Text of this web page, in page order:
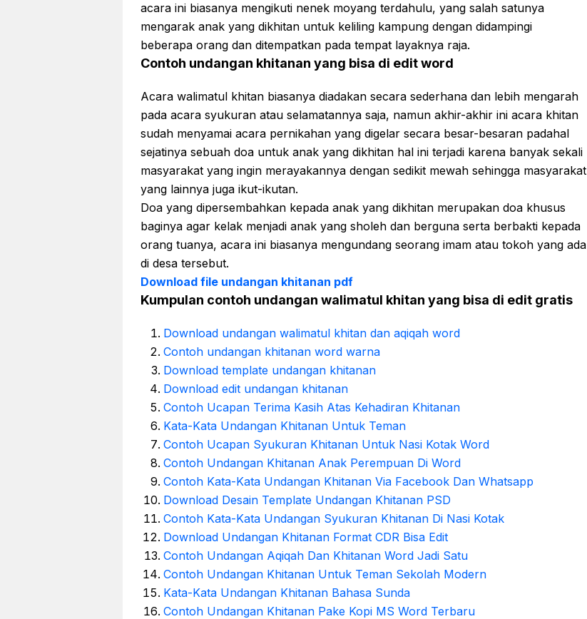
acara ini biasanya mengikuti nenek moyang terdahulu, yang salah satunya
mengarak anak yang dikhitan untuk keliling kampung dengan didampingi
beberapa orang dan ditempatkan pada tempat layaknya raja.
Contoh undangan khitanan yang bisa di edit word
Acara walimatul khitan biasanya diadakan secara sederhana dan lebih mengarah
pada acara syukuran atau selamatannya saja, namun akhir-akhir ini acara khitan
sudah menyamai acara pernikahan yang digelar secara besar-besaran padahal
sejatinya sebuah doa untuk anak yang dikhitan hal ini terjadi karena banyak sekali
masyarakat yang ingin merayakannya dengan sedikit mewah sehingga masyarakat
yang lainnya juga ikut-ikutan.
Doa yang dipersembahkan kepada anak yang dikhitan merupakan doa khusus
baginya agar kelak menjadi anak yang sholeh dan berguna serta berbakti kepada
orang tuanya, acara ini biasanya mengundang seorang imam atau tokoh yang ada
di desa tersebut.
Download file undangan khitanan pdf
Kumpulan contoh undangan walimatul khitan yang bisa di edit gratis
Download undangan walimatul khitan dan aqiqah word
Contoh undangan khitanan word warna
Download template undangan khitanan
Download edit undangan khitanan
Contoh Ucapan Terima Kasih Atas Kehadiran Khitanan
Kata-Kata Undangan Khitanan Untuk Teman
Contoh Ucapan Syukuran Khitanan Untuk Nasi Kotak Word
Contoh Undangan Khitanan Anak Perempuan Di Word
Contoh Kata-Kata Undangan Khitanan Via Facebook Dan Whatsapp
Download Desain Template Undangan Khitanan PSD
Contoh Kata-Kata Undangan Syukuran Khitanan Di Nasi Kotak
Download Undangan Khitanan Format CDR Bisa Edit
Contoh Undangan Aqiqah Dan Khitanan Word Jadi Satu
Contoh Undangan Khitanan Untuk Teman Sekolah Modern
Kata-Kata Undangan Khitanan Bahasa Sunda
Contoh Undangan Khitanan Pake Kopi MS Word Terbaru